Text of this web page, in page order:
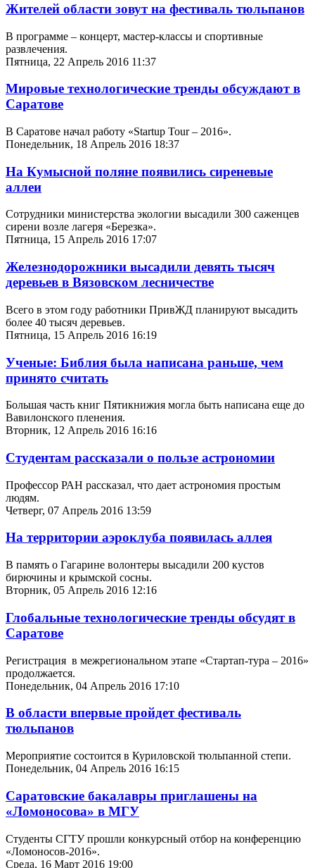
Жителей области зовут на фестиваль тюльпанов
В программе – концерт, мастер-классы и спортивные
развлечения.
Пятница, 22 Апрель 2016 11:37
Мировые технологические тренды обсуждают в
Саратове
В Саратове начал работу «Startup Tour– 2016».
Понедельник, 18 Апрель 2016 18:37
На Кумысной поляне появились сиреневые
аллеи
Сотрудники министерства экологии высадили 300 саженцев
сирени возле лагеря «Березка».
Пятница, 15 Апрель 2016 17:07
Железнодорожники высадили девять тысяч
деревьев в Вязовском лесничестве
Всего в этом году работники ПривЖД планируют высадить
более 40 тысяч деревьев.
Пятница, 15 Апрель 2016 16:19
Ученые: Библия была написана раньше, чем
принято считать
Большая часть книг Пятикнижия могла быть написана еще до
Вавилонского пленения.
Вторник, 12 Апрель 2016 16:16
Студентам рассказали о пользе астрономии
Профессор РАН рассказал, что дает астрономия простым
людям.
Четверг, 07 Апрель 2016 13:59
На территории аэроклуба появилась аллея
В память о Гагарине волонтеры высадили 200 кустов
бирючины и крымской сосны.
Вторник, 05 Апрель 2016 12:16
Глобальные технологические тренды обсудят в
Саратове
Регистрация в межрегиональном этапе «Cтартап-тура – 2016»
продолжается.
Понедельник, 04 Апрель 2016 17:10
В области впервые пройдет фестиваль
тюльпанов
Мероприятие состоится в Куриловской тюльпанной степи.
Понедельник, 04 Апрель 2016 16:15
Саратовские бакалавры приглашены на
«Ломоносова» в МГУ
Студенты СГТУ прошли конкурсный отбор на конференцию
«Ломоносов-2016».
Среда, 16 Март 2016 19:00